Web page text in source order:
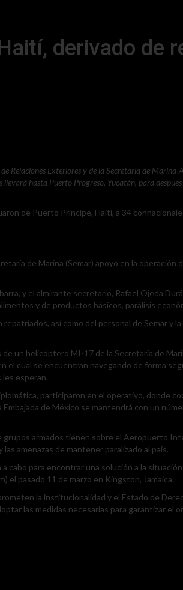
derivado de
Relaciones Exteriores y de la Secretaría de
hasta Puerto Progreso, Yucatán, para
de Puerto Príncipe, Haití, a 34
de Marina (Semar) apoyó en la operación
y el almirante secretario, Rafael Ojeda
y de productos básicos, parálisis
así como del personal de Semar y
un helicóptero MI-17 de la Secretaría de
el cual se encuentran navegando de forma
les esperan.
participaron en el operativo, donde
de México se mantendrá con un
armados tienen sobre el Aeropuerto
amenazas de mantener paralizado al país.
para encontrar una solución a la
el pasado 11 de marzo en Kingston, Jamaica.
la institucionalidad y el Estado de
las medidas necesarias para garantizar el